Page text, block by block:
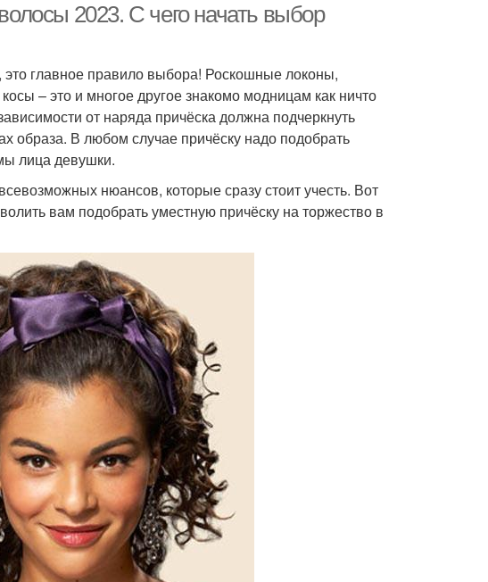
2023. С чего начать выбор
главное правило выбора! Роскошные локоны,
– это и многое другое знакомо модницам как ничто
от наряда причёска должна подчеркнуть
образа. В любом случае причёску надо подобрать
лица девушки.
нюансов, которые сразу стоит учесть. Вот
вам подобрать уместную причёску на торжество в